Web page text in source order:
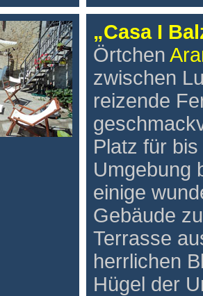
„Casa I
Örtchen
zwischen
reizende
Platz für
Umgebung
einige
Gebäude
Terrasse
herrlichen
Hügel der